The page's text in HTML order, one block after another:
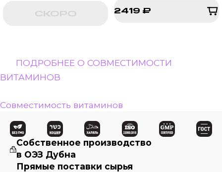
СКОРО 2419 ₽
ПОДРОБНЕЕ О СОВМЕСТИМОСТИ
ВИТАМИНОВ
Совместимость витаминов
Собственное производство
в ОЭЗ Дубна
Прямые поставки сырья